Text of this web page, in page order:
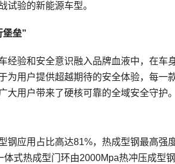
试验的新能源车型。
堡垒”
经验和安全意识融入品牌血液中，在车
为用户提供超越期待的安全体验，每一
用户带来了硬核可靠的全域安全守护。
应用占比高达81%，热成型钢最高强
式热成型门环由2000Mpa热冲压成型